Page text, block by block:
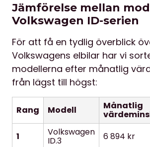
Jämförelse mellan
Volkswagen ID-serien
För att få en tydlig överblick
Volkswagens elbilar har vi
modellerna efter månatlig
från lägst till högst:
Rang Modell Månatlig
1
Volkswagen
ID.3 6 894 kr